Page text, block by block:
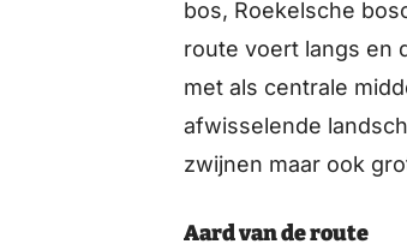
bos, Roekelsche
route voert langs en
met als centrale
afwisselende
zwijnen maar ook
Aard van de route